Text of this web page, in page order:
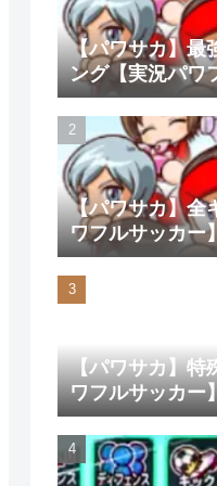
【パワサカ】最
ング【実況パワ
【パワサカ】全
ワフルサッカー
【パワサカ】特
ワフルサッカー